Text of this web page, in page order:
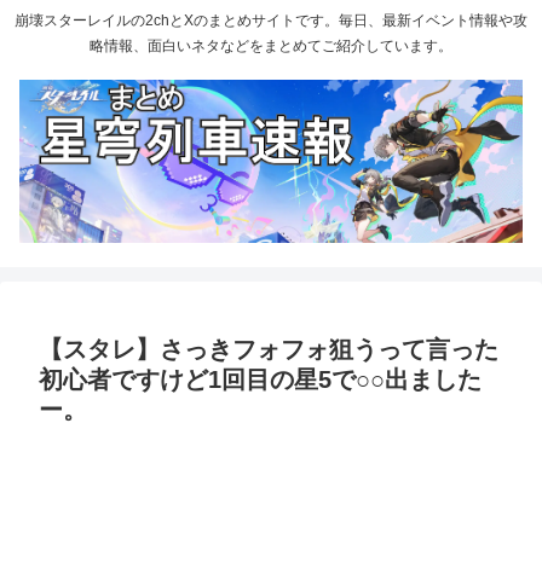
崩壊スターレイルの2chとXのまとめサイトです。毎日、最新イベント情報や攻
略情報、面白いネタなどをまとめてご紹介しています。
【スタレ】さっきフォフォ狙うって言った
初心者ですけど1回目の星5で○○出ました
ー。